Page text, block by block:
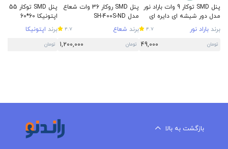
پنل SMD توکار 9 وات باراد نور
مدل دور شیشه ای دایره ای
برند باراد نور 4.7
تومان 49,000
پنل SMD روکار 36 وات شعاع
مدل SH-400S-ND
برند شعاع 4.7
تومان 1,200,000
اپتونیکا 60*60
برند اپتونیکا
تومان
بازگشت به بالا